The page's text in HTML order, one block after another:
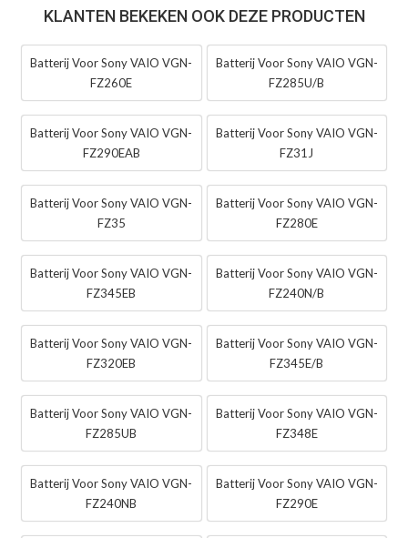
KLANTEN BEKEKEN OOK DEZE PRODUCTEN
Batterij Voor Sony VAIO VGN-
FZ260E
Batterij Voor Sony VAIO VGN-
FZ285U/B
Batterij Voor Sony VAIO VGN-
FZ290EAB
Batterij Voor Sony VAIO VGN-
FZ31J
Batterij Voor Sony VAIO VGN-
FZ35
Batterij Voor Sony VAIO VGN-
FZ280E
Batterij Voor Sony VAIO VGN-
FZ345EB
Batterij Voor Sony VAIO VGN-
FZ240N/B
Batterij Voor Sony VAIO VGN-
FZ320EB
Batterij Voor Sony VAIO VGN-
FZ345E/B
Batterij Voor Sony VAIO VGN-
FZ285UB
Batterij Voor Sony VAIO VGN-
FZ348E
Batterij Voor Sony VAIO VGN-
FZ240NB
Batterij Voor Sony VAIO VGN-
FZ290E